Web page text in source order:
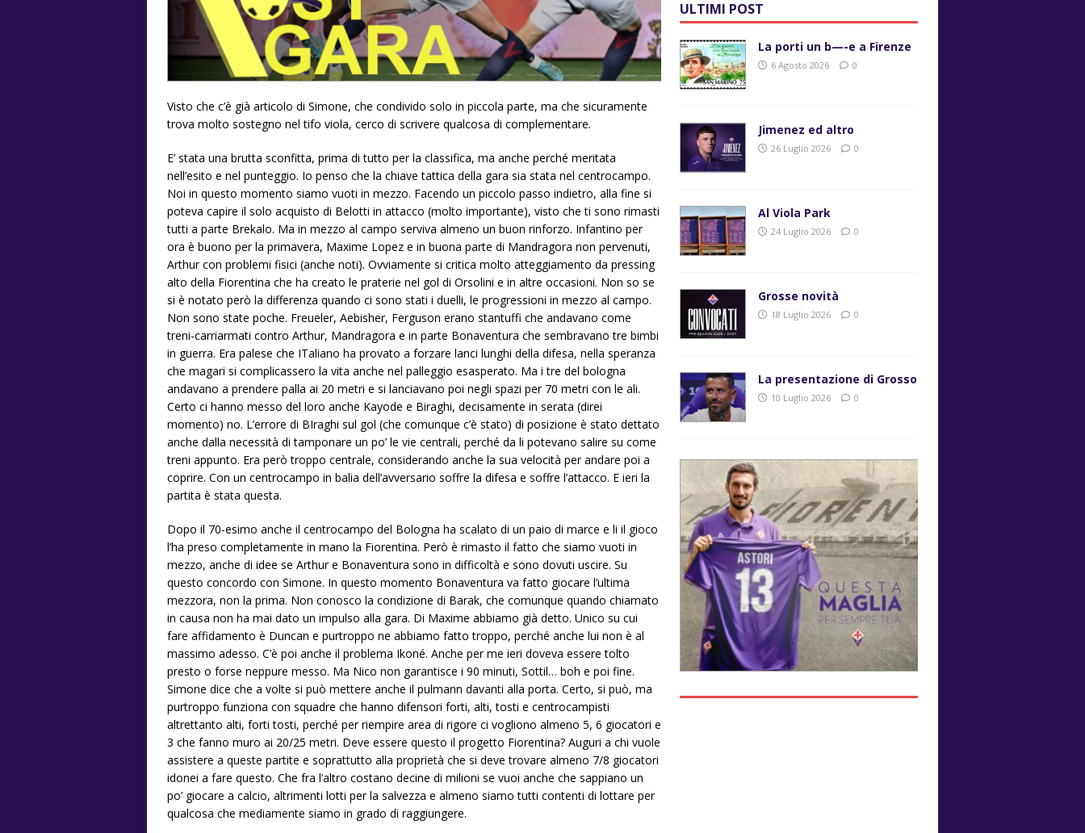
Visto che c’è già articolo di Simone, che condivido solo in piccola parte, ma che sicuramente
trova molto sostegno nel tifo viola, cerco di scrivere qualcosa di complementare.
E’ stata una brutta sconfitta, prima di tutto per la classifica, ma anche perché meritata
nell’esito e nel punteggio. Io penso che la chiave tattica della gara sia stata nel centrocampo.
Noi in questo momento siamo vuoti in mezzo. Facendo un piccolo passo indietro, alla fine si
poteva capire il solo acquisto di Belotti in attacco (molto importante), visto che ti sono rimasti
tutti a parte Brekalo. Ma in mezzo al campo serviva almeno un buon rinforzo. Infantino per
ora è buono per la primavera, Maxime Lopez e in buona parte di Mandragora non pervenuti,
Arthur con problemi fisici (anche noti). Ovviamente si critica molto atteggiamento da pressing
alto della Fiorentina che ha creato le praterie nel gol di Orsolini e in altre occasioni. Non so se
si è notato però la differenza quando ci sono stati i duelli, le progressioni in mezzo al campo.
Non sono state poche. Freueler, Aebisher, Ferguson erano stantuffi che andavano come
treni-carriarmati contro Arthur, Mandragora e in parte Bonaventura che sembravano tre bimbi
in guerra. Era palese che ITaliano ha provato a forzare lanci lunghi della difesa, nella speranza
che magari si complicassero la vita anche nel palleggio esasperato. Ma i tre del bologna
andavano a prendere palla ai 20 metri e si lanciavano poi negli spazi per 70 metri con le ali.
Certo ci hanno messo del loro anche Kayode e Biraghi, decisamente in serata (direi
momento) no. L’errore di BIraghi sul gol (che comunque c’è stato) di posizione è stato dettato
anche dalla necessità di tamponare un po’ le vie centrali, perché da li potevano salire su come
treni appunto. Era però troppo centrale, considerando anche la sua velocità per andare poi a
coprire. Con un centrocampo in balia dell’avversario soffre la difesa e soffre l’attacco. E ieri la
partita è stata questa.
Dopo il 70-esimo anche il centrocampo del Bologna ha scalato di un paio di marce e li il gioco
l’ha preso completamente in mano la Fiorentina. Però è rimasto il fatto che siamo vuoti in
mezzo, anche di idee se Arthur e Bonaventura sono in difficoltà e sono dovuti uscire. Su
questo concordo con Simone. In questo momento Bonaventura va fatto giocare l’ultima
mezzora, non la prima. Non conosco la condizione di Barak, che comunque quando chiamato
in causa non ha mai dato un impulso alla gara. Di Maxime abbiamo già detto. Unico su cui
fare affidamento è Duncan e purtroppo ne abbiamo fatto troppo, perché anche lui non è al
massimo adesso. C’è poi anche il problema Ikoné. Anche per me ieri doveva essere tolto
presto o forse neppure messo. Ma Nico non garantisce i 90 minuti, Sottil… boh e poi fine.
Simone dice che a volte si può mettere anche il pulmann davanti alla porta. Certo, si può, ma
purtroppo funziona con squadre che hanno difensori forti, alti, tosti e centrocampisti
altrettanto alti, forti tosti, perché per riempire area di rigore ci vogliono almeno 5, 6 giocatori e
3 che fanno muro ai 20/25 metri. Deve essere questo il progetto Fiorentina? Auguri a chi vuole
assistere a queste partite e soprattutto alla proprietà che si deve trovare almeno 7/8 giocatori
idonei a fare questo. Che fra l’altro costano decine di milioni se vuoi anche che sappiano un
po’ giocare a calcio, altrimenti lotti per la salvezza e almeno siamo tutti contenti di lottare per
qualcosa che mediamente siamo in grado di raggiungere.
ULTIMI POST
La porti un b—-e a Firenze
6 Agosto 2026 0
Jimenez ed altro
26 Luglio 2026 0
Al Viola Park
24 Luglio 2026 0
Grosse novità
18 Luglio 2026 0
La presentazione di Grosso
10 Luglio 2026 0